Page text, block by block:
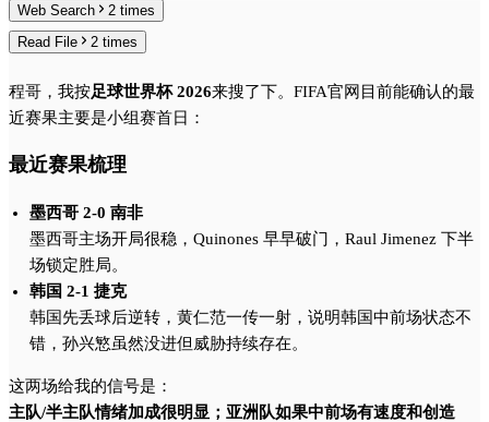
Web Search
2 times
Read File
2 times
程哥，我按足球世界杯 2026来搜了下。FIFA官网目前能确认的最
近赛果主要是小组赛首日：
最近赛果梳理
墨西哥 2-0 南非
墨西哥主场开局很稳，Quinones 早早破门，Raul Jimenez 下半
场锁定胜局。
韩国 2-1 捷克
韩国先丢球后逆转，黄仁范一传一射，说明韩国中前场状态不
错，孙兴慜虽然没进但威胁持续存在。
这两场给我的信号是：
主队/半主队情绪加成很明显；亚洲队如果中前场有速度和创造